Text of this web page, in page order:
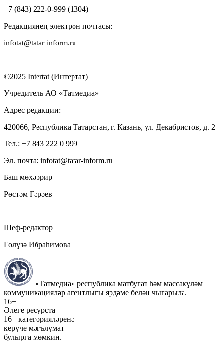
+7 (843) 222-0-999 (1304)
Редакциянең электрон почтасы:
infotat@tatar-inform.ru
©2025 Intertat (Интертат)
Учредитель АО «Татмедиа»
Адрес редакции:
420066, Республика Татарстан, г. Казань, ул. Декабристов, д. 2
Тел.: +7 843 222 0 999
Эл. почта: infotat@tatar-inform.ru
Баш мөхәррир
Рөстәм Гәрәев
Шеф-редактор
Гөлүзә Ибраһимова
«Татмедиа» республика матбугат һәм массакүләм
коммуникацияләр агентлыгы ярдәме белән чыгарыла.
16+
Әлеге ресурста
16+ категорияләренә
керүче мәгълүмат
булырга мөмкин.